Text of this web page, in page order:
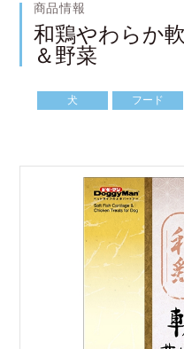
お客様窓口・Q＆A
商品情報
和鶏やわらか
＆野菜
犬 フード